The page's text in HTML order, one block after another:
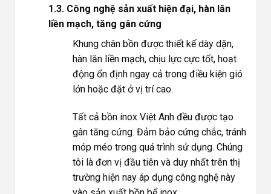
1.3. Công nghệ sản xuất hiện đại, hàn lăn
liền mạch, tăng gân cứng
Khung chân bồn được thiết kế dày dặn,
hàn lăn liền mạch, chịu lực cực tốt, hoạt
động ổn định ngay cả trong điều kiện gió
lớn hoặc đặt ở vị trí cao.
Tất cả bồn inox Việt Anh đều được tạo
gân tăng cứng. Đảm bảo cứng chắc, tránh
móp méo trong quá trình sử dụng. Chúng
tôi là đơn vị đầu tiên và duy nhất trên thị
trường hiện nay áp dụng công nghệ này